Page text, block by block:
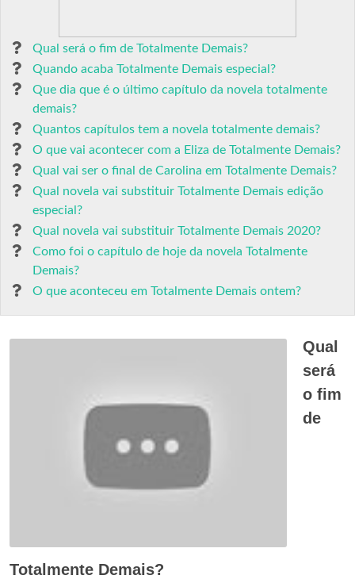
Qual será o fim de Totalmente Demais?
Quando acaba Totalmente Demais especial?
Que dia que é o último capítulo da novela totalmente
demais?
Quantos capítulos tem a novela totalmente demais?
O que vai acontecer com a Eliza de Totalmente Demais?
Qual vai ser o final de Carolina em Totalmente Demais?
Qual novela vai substituir Totalmente Demais edição
especial?
Qual novela vai substituir Totalmente Demais 2020?
Como foi o capítulo de hoje da novela Totalmente
Demais?
O que aconteceu em Totalmente Demais ontem?
Qual
será
o fim
de
Totalmente Demais?